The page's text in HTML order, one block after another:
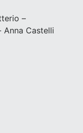
–
Anna Castelli